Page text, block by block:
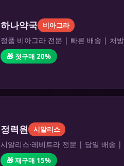
하나약국 비아그라
정품 비아그라 전문 | 빠른 배송 | 처
🎁 첫구매 20%
정력원 시알리스
시알리스·레비트라 전문 | 당일 배송 |
🎁 재구매 15%